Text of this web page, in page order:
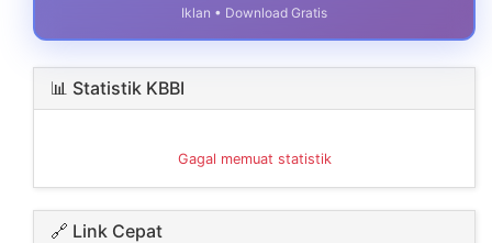
Iklan • Download Gratis
📊 Statistik KBBI
Gagal memuat statistik
🔗 Link Cepat